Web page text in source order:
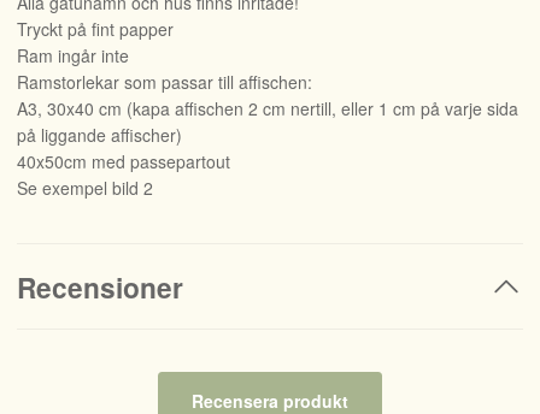
Tryckt på fint papper
Ram ingår inte
Ramstorlekar som passar till affischen:
A3, 30x40 cm (kapa affischen 2 cm nertill, eller 1 cm på varje sida
på liggande affischer)
40x50cm med passepartout
Se exempel bild 2
Recensioner
Recensera produkt